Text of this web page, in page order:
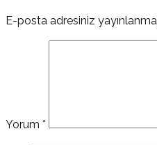
E-posta adresiniz
Yorum *